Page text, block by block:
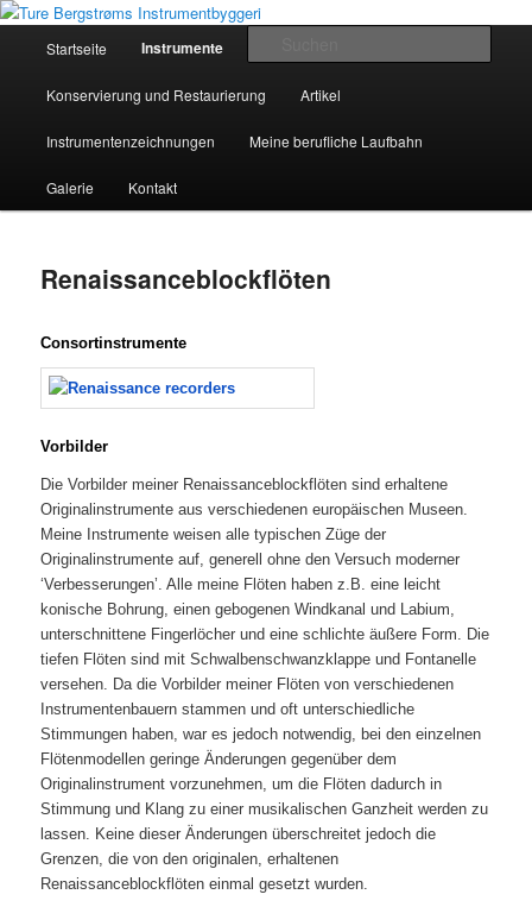
Zum
wechseln
Ture Bergstrøms Instrumentbyggeri
Historical Musical Instruments by Ture Bergstrøm
Startseite Instrumente
Konservierung und Restaurierung Artikel
Instrumentenzeichnungen Meine berufliche Laufbahn
Galerie Kontakt
Renaissanceblockflöten
Consortinstrumente
Vorbilder
Die Vorbilder meiner Renaissanceblockflöten sind erhaltene
Originalinstrumente aus verschiedenen europäischen Museen.
Meine Instrumente weisen alle typischen Züge der
Originalinstrumente auf, generell ohne den Versuch moderner
‘Verbesserungen’. Alle meine Flöten haben z.B. eine leicht
konische Bohrung, einen gebogenen Windkanal und Labium,
unterschnittene Fingerlöcher und eine schlichte äußere Form. Die
tiefen Flöten sind mit Schwalbenschwanzklappe und Fontanelle
versehen. Da die Vorbilder meiner Flöten von verschiedenen
Instrumentenbauern stammen und oft unterschiedliche
Stimmungen haben, war es jedoch notwendig, bei den einzelnen
Flötenmodellen geringe Änderungen gegenüber dem
Originalinstrument vorzunehmen, um die Flöten dadurch in
Stimmung und Klang zu einer musikalischen Ganzheit werden zu
lassen. Keine dieser Änderungen überschreitet jedoch die
Grenzen, die von den originalen, erhaltenen
Renaissanceblockflöten einmal gesetzt wurden.